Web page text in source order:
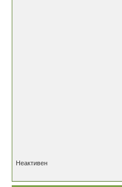
Неактивен